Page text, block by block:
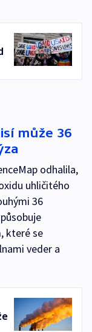
může 36
odhalila,
uhličitého
36
které se
veder a